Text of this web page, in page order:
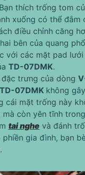
thích trống tom
xuống có thể đắm
điều chỉnh căng
bên của quang
với các mặt pad
TD-07DMK.
trưng của dòng
TD-07DMK không
cái mặt trống này
còn yên tĩnh
tai nghe và đánh
phiền gia đình, bạn